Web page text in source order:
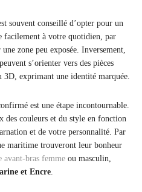
souvent conseillé d’opter pour un
facilement à votre quotidien, par
zone peu exposée. Inversement,
s’orienter vers des pièces
3D, exprimant une identité marquée.
est une étape incontournable.
des couleurs et du style en fonction
et de votre personnalité. Par
maritime trouveront leur bonheur
avant-bras femme ou masculin,
et Encre.